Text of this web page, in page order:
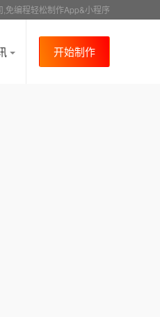
免编程轻松制作App&小程序
开始制作